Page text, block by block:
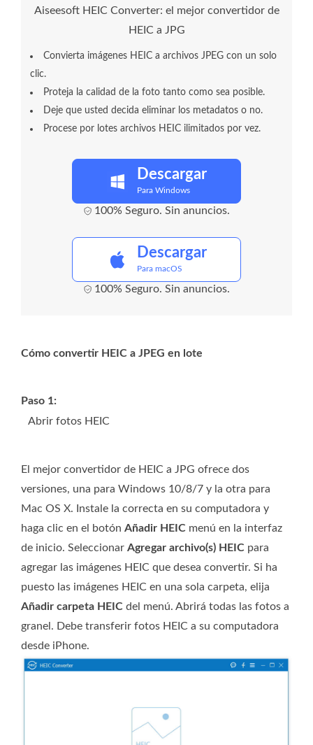
Aiseesoft HEIC Converter: el mejor convertidor de
HEIC a JPG
Convierta imágenes HEIC a archivos JPEG con un solo
clic.
Proteja la calidad de la foto tanto como sea posible.
Deje que usted decida eliminar los metadatos o no.
Procese por lotes archivos HEIC ilimitados por vez.
Descargar
Para Windows
100% Seguro. Sin anuncios.
Descargar
Para macOS
100% Seguro. Sin anuncios.
Cómo convertir HEIC a JPEG en lote
Paso 1:
Abrir fotos HEIC
El mejor convertidor de HEIC a JPG ofrece dos
versiones, una para Windows 10/8/7 y la otra para
Mac OS X. Instale la correcta en su computadora y
haga clic en el botón Añadir HEIC menú en la interfaz
de inicio. Seleccionar Agregar archivo(s) HEIC para
agregar las imágenes HEIC que desea convertir. Si ha
puesto las imágenes HEIC en una sola carpeta, elija
Añadir carpeta HEIC del menú. Abrirá todas las fotos a
granel. Debe transferir fotos HEIC a su computadora
desde iPhone.